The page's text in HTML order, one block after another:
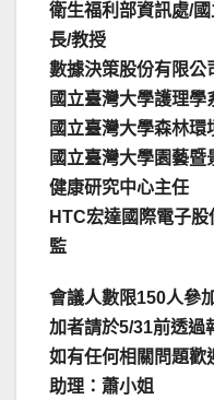
衛生福利部資訊處/
長/教授
數據決策股份有限公
國立臺灣大學護理學
國立臺灣大學森林
國立臺灣大學園藝
健康研究中心主任
HTC宏達國際電子
監
會議人數限150人參
加者請於5/31前透過
如有任何相關問題歡
助理：蕭小姐